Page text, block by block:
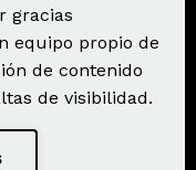
gracias
equipo propio de
de contenido
de visibilidad.